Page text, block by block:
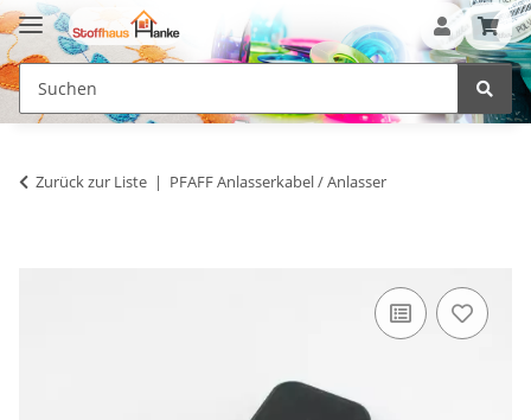
Zurück zur Liste PFAFF Anlasserkabel / Anlasser